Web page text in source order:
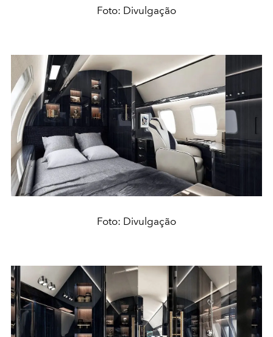
Foto: Divulgação
Foto: Divulgação